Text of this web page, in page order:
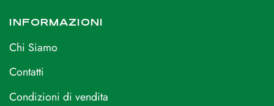
INFORMAZIONI
Chi Siamo
Contatti
Condizioni di vendita